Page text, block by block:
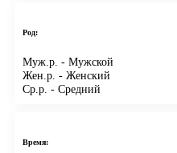
Род:
Муж.р. - Мужской
Жен.р. - Женский
Ср.р. - Средний
Время: